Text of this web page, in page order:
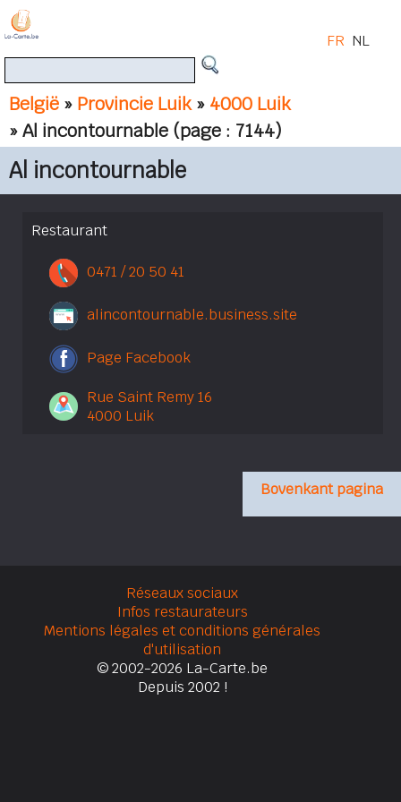
België » Provincie Luik» 4000 Luik
» Al incontournable (page : 7144)
FR NL
Al incontournable
Restaurant
0471 / 20 50 41
alincontournable.business.site
Page Facebook
Rue Saint Remy 16
4000 Luik
Bovenkant pagina
Réseaux sociaux
Infos restaurateurs
Mentions légales et conditions générales
d'utilisation
© 2002-2026 La-Carte.be
Depuis 2002 !